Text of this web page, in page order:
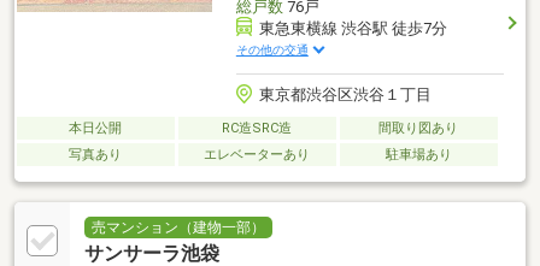
総戸数76戸
東急東横線 渋谷駅 徒歩7分
その他の交通
東京都渋谷区渋谷１丁目
本日公開 RC造SRC造
間取り図あり
写真あり
エレベーターあり 駐車場あり
売マンション（建物一部）
サンサーラ池袋